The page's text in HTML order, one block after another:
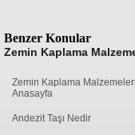
Benzer Konular
Zemin Kaplama
Zemin Kaplama Malzemeleri
Anasayfa
Andezit Taşı Nedir